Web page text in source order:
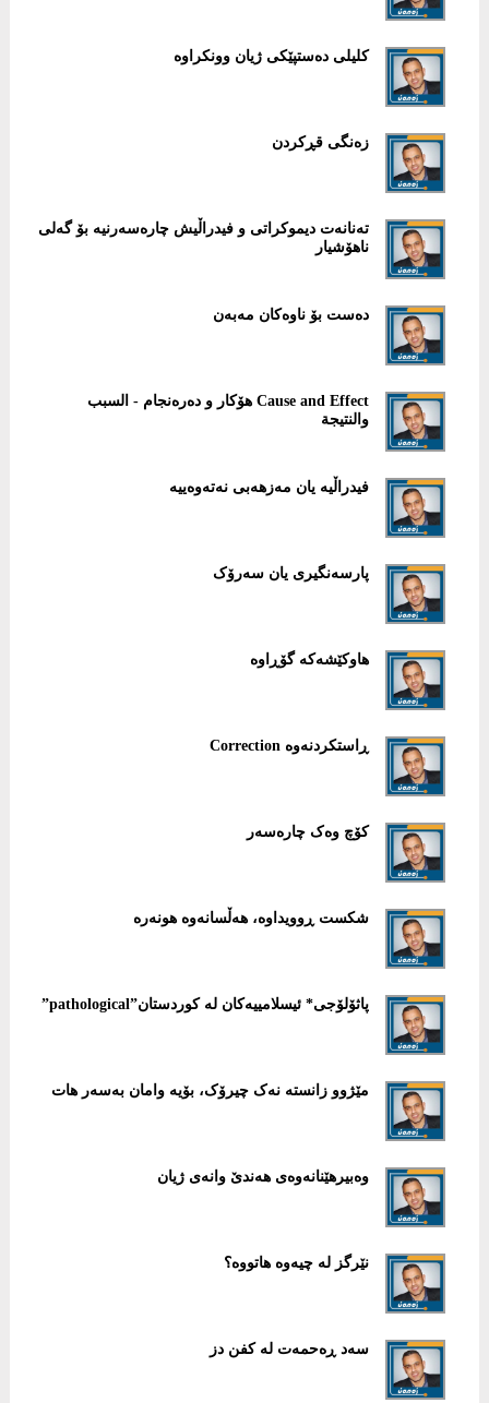
کلیلی دەستپێکی ژیان وونکراوە
زەنگی قڕکردن
تەنانەت دیموکراتی و فیدراڵیش چارەسەرنیە بۆ گەلی
ناهۆشیار
دەست بۆ ناوەکان مەبەن
Cause and Effect هۆکار و دەرەنجام - السبب
والنتيجة
فیدراڵیە یان مەزهەبی نەتەوەییە
پارسەنگیری یان سەرۆک
هاوکێشەکە گۆڕاوە
ڕاستکردنەوە Correction
کۆچ وەک چارەسەر
شکست ڕوویداوە، هەڵسانەوە هونەرە
پاثۆلۆجی* ئیسلامییەکان لە کوردستان”pathological”
مێژوو زانستە نەک چیرۆک، بۆیە وامان بەسەر هات
وەبیرهێنانەوەی هەندێ وانەی ژیان
نێرگز له‌ چیه‌وه‌ هاتووه‌؟
سەد ڕەحمەت لە کفن دز